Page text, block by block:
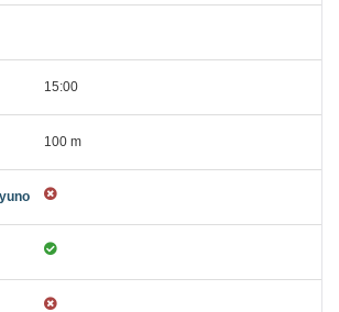
15:00
100 m